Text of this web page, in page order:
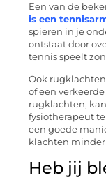
Een van de
is een
spieren in je
ontstaat door
tennis speelt
Ook
of een
rugklachten,
fysiotherapeut
een goede
klachten minder
Heb jij